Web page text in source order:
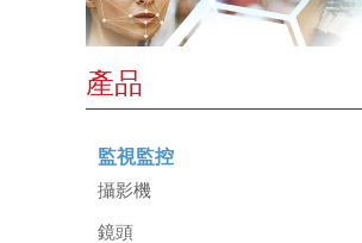
產品
監視監控
攝影機
鏡頭